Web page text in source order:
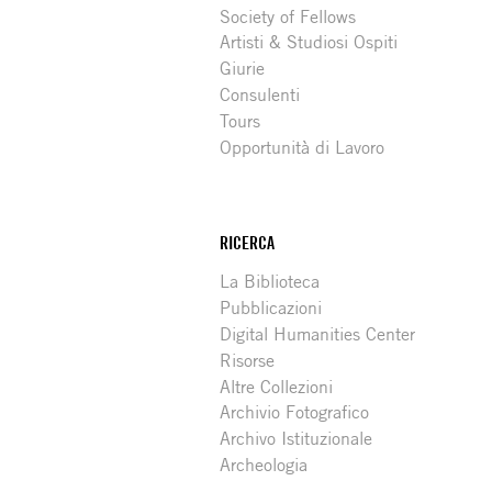
Society of Fellows
Artisti & Studiosi Ospiti
Giurie
Consulenti
Tours
Opportunità di Lavoro
RICERCA
La Biblioteca
Pubblicazioni
Digital Humanities Center
Risorse
Altre Collezioni
Archivio Fotografico
Archivo Istituzionale
Archeologia